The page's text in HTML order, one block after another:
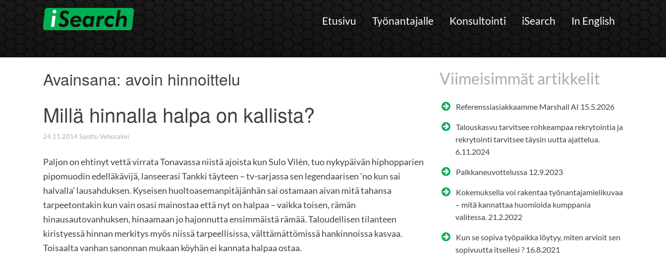
Skip
Etusivu Työnantajalle Konsultointi iSearch In English
Avainsana: avoin hinnoittelu
Millä hinnalla halpa on kallista?
24.11.2014 Santtu Vehosalmi
Paljon on ehtinyt vettä virrata Tonavassa niistä ajoista kun Sulo Vilèn, tuo nykypäivän hiphopparien
pipomuodin edelläkävijä, lanseerasi Tankki täyteen – tv-sarjassa sen legendaarisen ’no kun sai
halvalla’ lausahduksen. Kyseisen huoltoasemanpitäjänhän sai ostamaan aivan mitä tahansa
tarpeetontakin kun vain osasi mainostaa että nyt on halpaa – vaikka toisen, rämän
hinausautovanhuksen, hinaamaan jo hajonnutta ensimmäistä rämää. Taloudellisen tilanteen
kiristyessä hinnan merkitys myös niissä tarpeellisissa, välttämättömissä hankinnoissa kasvaa.
Toisaalta vanhan sanonnan mukaan köyhän ei kannata halpaa ostaa.
Viimeisimmät artikkelit
Referenssiasiakkaamme Marshall AI 15.5.2026
Talouskasvu tarvitsee rohkeampaa rekrytointia ja
rekrytointi tarvitsee täysin uutta ajattelua.
6.11.2024
Palkkaneuvottelussa 12.9.2023
Kokemuksella voi rakentaa työnantajamielikuvaa
– mitä kannattaa huomioida kumppania
valitessa. 21.2.2022
Kun se sopiva työpaikka löytyy, miten arvioit sen
sopivuutta itsellesi ? 16.8.2021